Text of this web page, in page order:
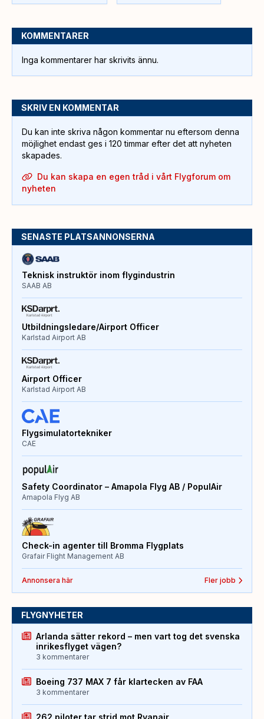
KOMMENTARER
Inga kommentarer har skrivits ännu.
SKRIV EN KOMMENTAR
Du kan inte skriva någon kommentar nu eftersom denna
möjlighet endast ges i 120 timmar efter det att nyheten
skapades.
Du kan skapa en egen tråd i vårt Flygforum om
nyheten
SENASTE PLATSANNONSERNA
Teknisk instruktör inom flygindustrin
SAAB AB
Utbildningsledare/Airport Officer
Karlstad Airport AB
Airport Officer
Karlstad Airport AB
Flygsimulatortekniker
CAE
Safety Coordinator – Amapola Flyg AB / PopulAir
Amapola Flyg AB
Check-in agenter till Bromma Flygplats
Grafair Flight Management AB
Annonsera här Fler jobb
FLYGNYHETER
Arlanda sätter rekord – men vart tog det svenska
inrikesflyget vägen?
3 kommentarer
Boeing 737 MAX 7 får klartecken av FAA
3 kommentarer